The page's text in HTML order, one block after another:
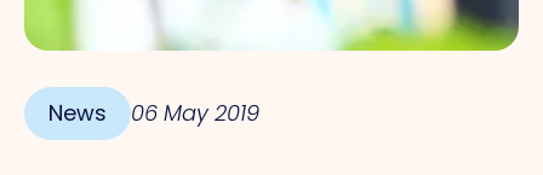
News 06 May 2019